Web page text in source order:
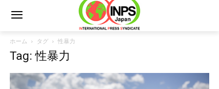
ホーム タグ 性暴力
Tag: 性暴力